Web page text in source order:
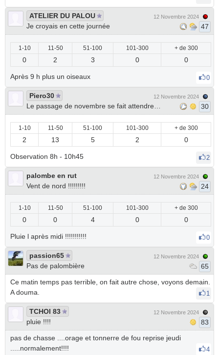
ATELIER DU PALOU
Je croyais en cette journée
12 Novembre 2024
47
1-10 11-50 51-100 101-300 + de 300
0 2 3 0 0
Après 9 h plus un oiseaux 0
Piero30
Le passage de novembre se fait attendre…
12 Novembre 2024
30
1-10 11-50 51-100 101-300 + de 300
2 13 5 2 0
Observation 8h - 10h45 2
palombe en rut
Vent de nord !!!!!!!!!
12 Novembre 2024
24
1-10 11-50 51-100 101-300 + de 300
0 0 4 0 0
Pluie l après midi !!!!!!!!!!! 0
passion65
Pas de palombière
12 Novembre 2024
65
Ce matin temps pas terrible, on fait autre chose, voyons demain.
A douma.
1
TCHOI 83
pluie !!!!
12 Novembre 2024
83
pas de chasse ....orage et tonnerre de fou reprise jeudi
.....normalement!!!!
4